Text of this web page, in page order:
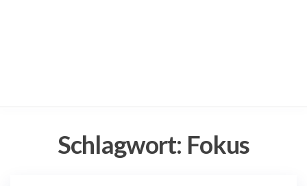
Schlagwort: Fokus